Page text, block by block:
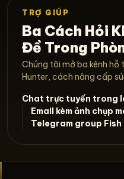
TRỢ GIÚP
Ba Cách Hỏi
Đề Trong
Chúng tôi mở ba kênh hỗ
Hunter, cách nâng cấp
Chat trực tuyến trong
Email kèm ảnh chụp
Telegram group Fish